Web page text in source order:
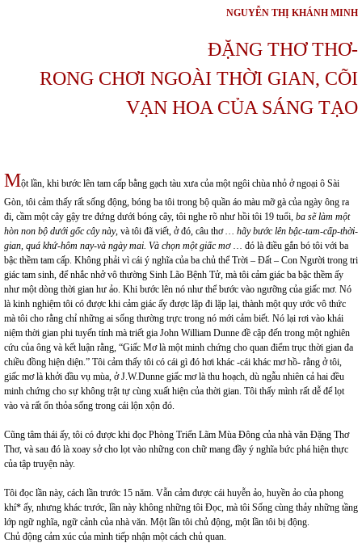
NGUYỄN THỊ KHÁNH MINH
ĐẶNG THƠ THƠ-
RONG CHƠI NGOÀI THỜI GIAN, CÕI
VẠN HOA CỦA SÁNG TẠO
Một lần, khi bước lên tam cấp bằng gạch tàu xưa của một ngôi chùa nhỏ ở ngoại ô Sài
Gòn, tôi cảm thấy rất sống động, bóng ba tôi trong bộ quần áo màu mỡ gà của ngày ông ra
đi, cầm một cây gậy tre đứng dưới bóng cây, tôi nghe rõ như hồi tôi 19 tuổi , ba sẽ làm một
hòn non bộ dưới gốc cây này, và tôi đã viết, ở đó, câu thơ … hãy bướclên bậc-tam-cấp-thời-
gian, quá khứ-hôm nay-và ngày mai. Và chọn một giấc mơ
… đó là điều gắn bó tôi với ba
bậc thềm tam cấp. Không phải vì cái ý nghĩa của ba chủ thể Trời – Đất – Con Người trong tri
giác tam sinh, để nhắc nhở vô thường Sinh Lão Bệnh Tử, mà tôi cảm giác ba bậc thềm ấy
như một dòng thời gian hư ảo. Khi bước lên nó như thể bước vào ngưỡng của giấc mơ. Nó
là kinh nghiệm tôi có được khi cảm giác ấy được lặp đi lặp lại, thành một quy ước vô thức
mà tôi cho rằng chỉ những ai sống thường trực trong nó mới cảm biết. Nó lại rơi vào khái
niệm thời gian phi tuyến tính mà triết gia John William Dunne đề cập đến trong một nghiên
cứu của ông và kết luận rằng, “Giấc Mơ là một minh chứng cho quan điểm trục thời gian đa
chiều đồng hiện diện.” Tôi cảm thấy tôi có cái gì đó hơi khác -cái khác mơ hồ- rằng ở tôi,
giấc mơ là khởi đầu vụ mùa, ở J.W.Dunne giấc mơ là thu hoạch, dù ngẫu nhiên cả hai đều
minh chứng cho sự không trật tự cùng xuất hiện của thời gian. Tôi thấy mình rất dễ để lọt
vào và rất ổn thỏa sống trong cái lộn xộn đó.
Cũng tâm thái ấy, tôi có được khi đọc Phòng Triển Lãm Mùa Đông của nhà văn Đặng Thơ
Thơ, và sau đó là xoay sở cho lọt vào những con chữ mang đầy ý nghĩa bức phá hiện thực
của tập truyện này.
Tôi đọc lần này, cách lần trước 15 năm. Vẫn cảm được cái huyễn ảo, huyền ảo của phong
khí* ấy, nhưng khác trước, lần này không những tôi Đọc, mà tôi Sống cùng thảy những tầng
lớp ngữ nghĩa, ngữ cảnh của nhà văn. Một lần tôi chủ động, một lần tôi bị động.
Chủ động cảm xúc của mình tiếp nhận một cách chủ quan.